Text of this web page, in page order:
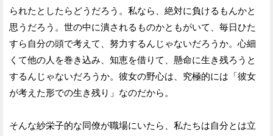
られたとしたらどうだろう。私なら、絶対に負けるもんかと
思うだろう。世の中に潰されるものかともがいて、毎日ひた
すら自分の頭で考えて、努力するんじゃないだろうか。心細
くて他の人を巻き込み、知恵を借りて、懸命に生き残ろうと
するんじゃないだろうか。彼女の野心は、究極的には「彼女
が考えた形での生き残り」なのだから。
そんな紗栄子的な同僚が職場にいたら、私たちは自分とは立